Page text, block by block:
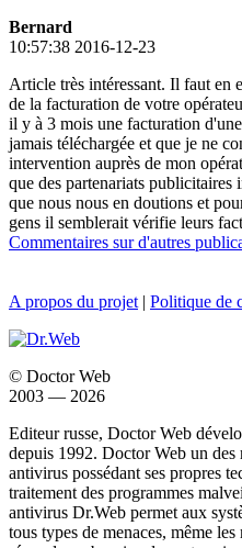
Bernard
10:57:38 2016-12-23
Article très intéressant. Il faut en
de la facturation de votre
il y à 3 mois une facturation
jamais téléchargée et que je ne
intervention auprès de mon
que des partenariats publicitaires
que nous nous en doutions et
gens il semblerait vérifie leurs
Commentaires sur d'autres
A propos du projet | Politique de
© Doctor Web
2003 — 2026
Editeur russe, Doctor Web
depuis 1992. Doctor Web un des
antivirus possédant ses propres
traitement des programmes
antivirus Dr.Web permet aux
tous types de menaces, même